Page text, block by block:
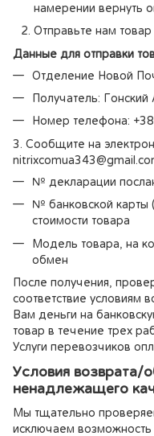
намерении вернуть
Отправьте нам
Данные для отправки
Отделение Новой
Получатель:
Номер телефона:
3. Сообщите на
№ декларации
№ банковской карты
стоимости товара
Модель товара, на
обмен
После получения,
соответствие условиям
Вам деньги на
товар в течение трех
Услуги перевозчиков
Условия возврата/
ненадлежащего
Мы тщательно
исключаем